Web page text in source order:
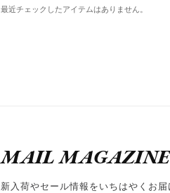
最近チェックしたアイテムはありません。
MAIL MAGAZINE
新入荷やセール情報をいちはやくお届